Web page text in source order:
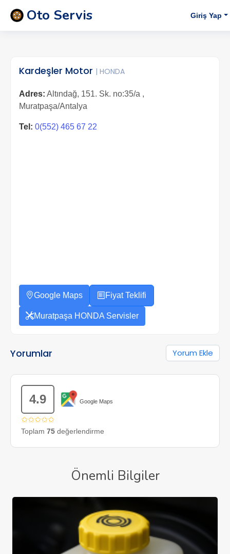
Oto Servis Giriş Yap
Kardeşler Motor | HONDA
Adres: Altındağ, 151. Sk. no:35/a ,
Muratpaşa/Antalya
Tel: 0(552) 465 67 22
Google Maps Fiyat Teklifi
Muratpaşa HONDA Servisler
Yorumlar Yorum Ekle
4.9 Google Maps
✩✩✩✩✩
Toplam 75 değerlendirme
Önemli Bilgiler